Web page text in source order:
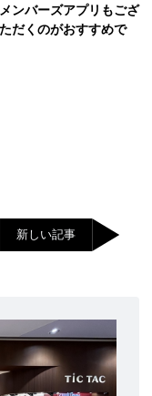
ンバーズアプリもござ
だくのがおすすめで
新しい記事